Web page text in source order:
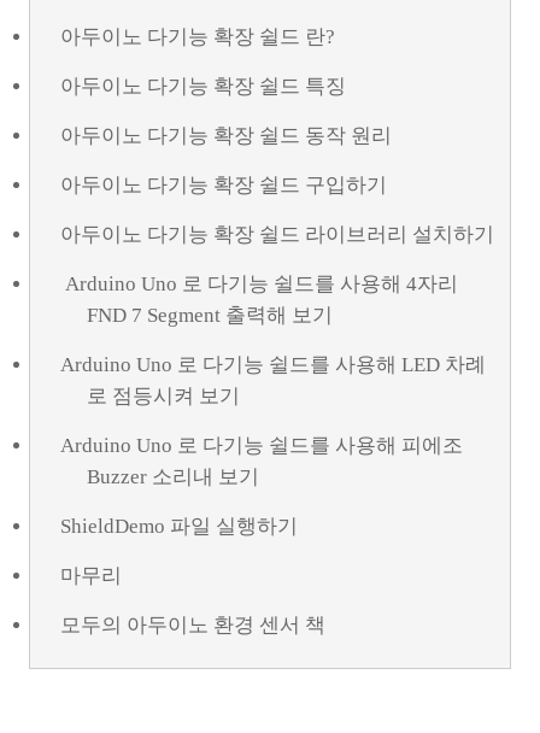
아두이노 다기능 확장 쉴드 란?
아두이노 다기능 확장 쉴드 특징
아두이노 다기능 확장 쉴드 동작 원리
아두이노 다기능 확장 쉴드 구입하기
아두이노 다기능 확장 쉴드 라이브러리 설치하기
Arduino Uno 로 다기능 쉴드를 사용해 4자리
FND 7 Segment 출력해 보기
Arduino Uno 로 다기능 쉴드를 사용해 LED 차례
로 점등시켜 보기
Arduino Uno 로 다기능 쉴드를 사용해 피에조
Buzzer 소리내 보기
ShieldDemo 파일 실행하기
마무리
모두의 아두이노 환경 센서 책